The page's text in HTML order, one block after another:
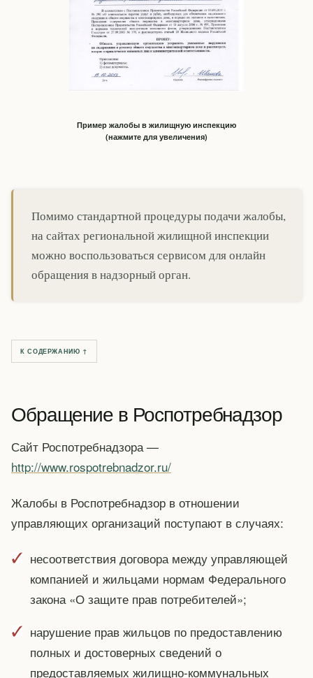
Пример жалобы в жилищную инспекцию
(нажмите для увеличения)
Помимо стандартной процедуры подачи жалобы,
на сайтах региональной жилищной инспекции
можно воспользоваться сервисом для онлайн
обращения в надзорный орган.
К СОДЕРЖАНИЮ ↑
Обращение в Роспотребнадзор
Сайт Роспотребнадзора —
http://www.rospotrebnadzor.ru/
Жалобы в Роспотребнадзор в отношении
управляющих организаций поступают в случаях:
несоответствия договора между управляющей
компанией и жильцами нормам Федерального
закона «О защите прав потребителей»;
нарушение прав жильцов по предоставлению
полных и достоверных сведений о
предоставляемых жилищно-коммунальных